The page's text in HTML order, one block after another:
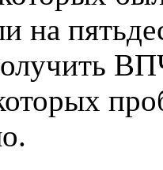
на